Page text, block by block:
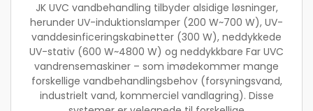
JK UVC vandbehandling tilbyder alsidige løsninger,
herunder UV-induktionslamper (200 W~700 W), UV-
vanddesinficeringskabinetter (300 W), neddykkede
UV-stativ (600 W~4800 W) og neddykkbare Far UVC
vandrensemaskiner – som imødekommer mange
forskellige vandbehandlingsbehov (forsyningsvand,
industrielt vand, kommerciel vandlagring). Disse